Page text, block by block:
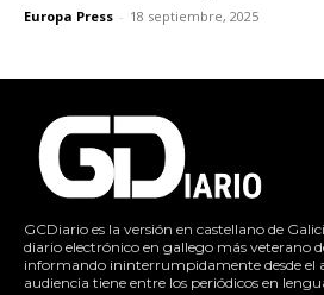
Europa Press - 18 septiembre, 2025
GCDiario es la versión en castellano de
diario electrónico en gallego más veterano
informando ininterrumpidamente desde el
audiencia tiene entre los periódicos en